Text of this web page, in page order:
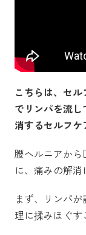
こちらは、セ
でリンパを流
消するセルフケ
腰ヘルニアか
に、痛みの解消
まず、リンパ
理に揉みほぐす